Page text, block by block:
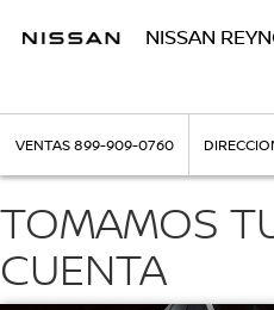
NISSAN
VENTAS899-909-0760
TOMAMOS
CUENTA